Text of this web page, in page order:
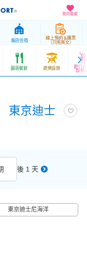
我的最愛
飯店住宿
線上預約＆購票
（只用英文）
園區餐飲 遊樂設施 遊行表
娛樂
東京迪士
後 1 天
東京迪士尼海洋